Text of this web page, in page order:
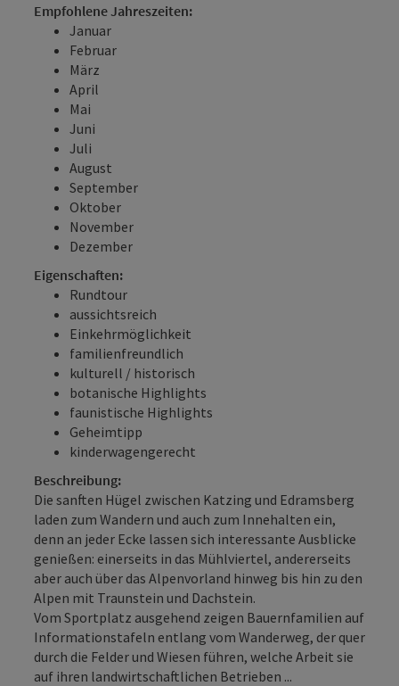
Empfohlene Jahreszeiten:
Januar
Februar
März
April
Mai
Juni
Juli
August
September
Oktober
November
Dezember
Eigenschaften:
Rundtour
aussichtsreich
Einkehrmöglichkeit
familienfreundlich
kulturell / historisch
botanische Highlights
faunistische Highlights
Geheimtipp
kinderwagengerecht
Beschreibung:
Die sanften Hügel zwischen Katzing und Edramsberg
laden zum Wandern und auch zum Innehalten ein,
denn an jeder Ecke lassen sich interessante Ausblicke
genießen: einerseits in das Mühlviertel, andererseits
aber auch über das Alpenvorland hinweg bis hin zu den
Alpen mit Traunstein und Dachstein.
Vom Sportplatz ausgehend zeigen Bauernfamilien auf
Informationstafeln entlang vom Wanderweg, der quer
durch die Felder und Wiesen führen, welche Arbeit sie
auf ihren landwirtschaftlichen Betrieben ...